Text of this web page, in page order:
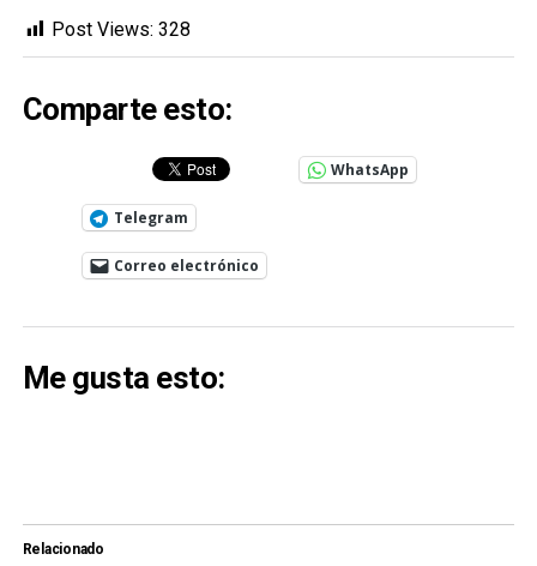
Post Views: 328
Comparte esto:
WhatsApp
Telegram
Correo electrónico
Me gusta esto:
Relacionado